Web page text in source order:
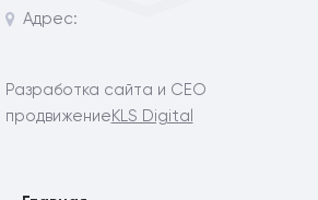
Адрес:
Разработка сайта и СЕО
продвижениеKLS Digital